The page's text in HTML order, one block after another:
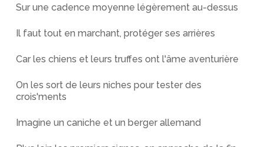
Sur une cadence moyenne légèrement au-dessus
Il faut tout en marchant, protéger ses arrières
Car les chiens et leurs truffes ont l'âme aventurière
On les sort de leurs niches pour tester des
crois'ments
Imagine un caniche et un berger allemand